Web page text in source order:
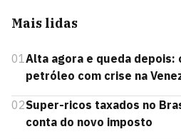
Mais lidas
01Alta agora e queda depois:
petróleo com crise na
02Super-ricos taxados no
conta do novo imposto